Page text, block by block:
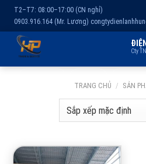
T2–T7: 08:00–17:00 (CN nghỉ)
0903.916.164 (Mr. Lương)
Cty
Kho lạnh
TRANG CHỦ / SẢN